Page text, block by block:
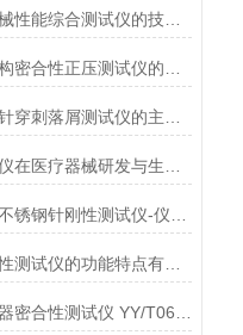
医用内窥镜机械性能综合测试仪的技术特点详解
管路泄漏顺应性测试仪的功能特点有哪些?